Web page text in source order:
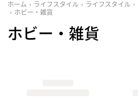
ホーム ライフスタイル ライフスタイル
ホビー・雑貨
ホビー・雑貨